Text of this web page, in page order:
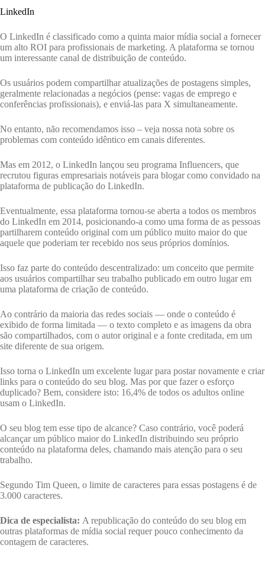
LinkedIn
O LinkedIn é classificado como a quinta maior mídia social a fornecer
um alto ROI para profissionais de marketing. A plataforma se tornou
um interessante canal de distribuição de conteúdo.
Os usuários podem compartilhar atualizações de postagens simples,
geralmente relacionadas a negócios (pense: vagas de emprego e
conferências profissionais), e enviá-las para X simultaneamente.
No entanto, não recomendamos isso – veja nossa nota sobre os
problemas com conteúdo idêntico em canais diferentes.
Mas em 2012, o LinkedIn lançou seu programa Influencers, que
recrutou figuras empresariais notáveis ​​para blogar como convidado na
plataforma de publicação do LinkedIn.
Eventualmente, essa plataforma tornou-se aberta a todos os membros
do LinkedIn em 2014, posicionando-a como uma forma de as pessoas
partilharem conteúdo original com um público muito maior do que
aquele que poderiam ter recebido nos seus próprios domínios.
Isso faz parte do conteúdo descentralizado: um conceito que permite
aos usuários compartilhar seu trabalho publicado em outro lugar em
uma plataforma de criação de conteúdo.
Ao contrário da maioria das redes sociais — onde o conteúdo é
exibido de forma limitada — o texto completo e as imagens da obra
são compartilhados, com o autor original e a fonte creditada, em um
site diferente de sua origem.
Isso torna o LinkedIn um excelente lugar para postar novamente e criar
links para o conteúdo do seu blog. Mas por que fazer o esforço
duplicado? Bem, considere isto: 16,4% de todos os adultos online
usam o LinkedIn.
O seu blog tem esse tipo de alcance? Caso contrário, você poderá
alcançar um público maior do LinkedIn distribuindo seu próprio
conteúdo na plataforma deles, chamando mais atenção para o seu
trabalho.
Segundo Tim Queen, o limite de caracteres para essas postagens é de
3.000 caracteres.
Dica de especialista: A republicação do conteúdo do seu blog em
outras plataformas de mídia social requer pouco conhecimento da
contagem de caracteres.